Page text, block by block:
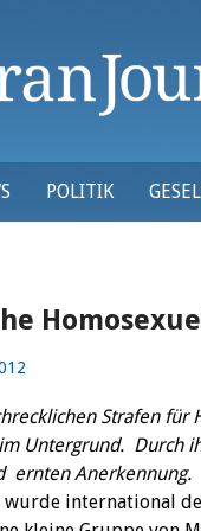
POLITIK
Strafen für
Untergrund. Durch
ernten Anerkennung.
wurde international